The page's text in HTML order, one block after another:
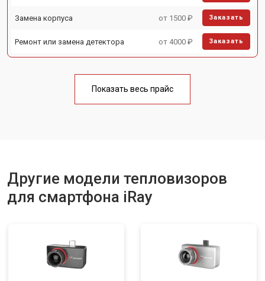
Замена корпуса от 1500 ₽ Заказать
Ремонт или замена детектора от 4000 ₽ Заказать
Показать весь прайс
Другие модели тепловизоров
для смартфона iRay